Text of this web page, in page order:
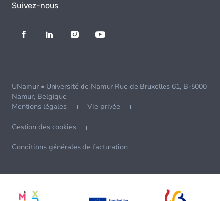
Suivez-nous
UNamur • Université de Namur Rue de Bruxelles 61, B-5000
Namur, Belgique
Mentions légales
Vie privée
Gestion des cookies
Conditions générales de facturation